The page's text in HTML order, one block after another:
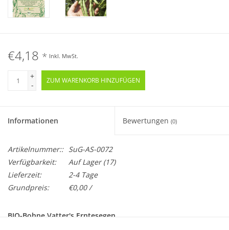
€4,18 * Inkl. MwSt.
+
-
ZUM WARENKORB HINZUFÜGEN
Informationen Bewertungen (0)
Artikelnummer:: SuG-AS-0072
Verfügbarkeit:
Auf Lager(17)
Lieferzeit:
2-4 Tage
Grundpreis:
€0,00 /
BIO-Bohne Vatter's Erntesegen